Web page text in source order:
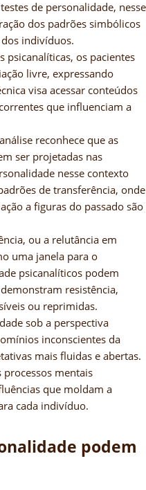
de personalidade, nesse
dos padrões simbólicos
indivíduos.
psicanalíticas, os pacientes
livre, expressando
visa acessar conteúdos
que influenciam a
reconhece que as
ser projetadas nas
nesse contexto
de transferência, onde
a figuras do passado são
ou a relutância em
uma janela para o
psicanalíticos podem
resistência,
ou reprimidas.
sob a perspectiva
inconscientes da
mais fluidas e abertas.
processos mentais
que moldam a
cada indivíduo.
podem